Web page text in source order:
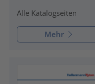
Alle Katalogseiten
Mehr